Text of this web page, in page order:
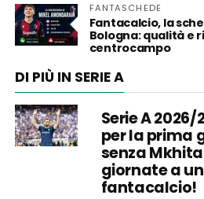
FANTASCHEDE
Fantacalcio, la
Bologna: qualità e
centrocampo
DI PIÙ IN SERIE A
Serie A
per la prima
senza
giornate a
fantacalcio!